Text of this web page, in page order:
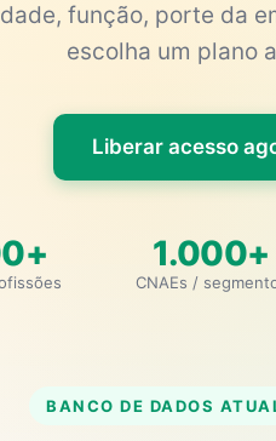
função, porte da
escolha um plano
Liberar acesso
1.000+
CNAEs /
BANCO DE DADOS